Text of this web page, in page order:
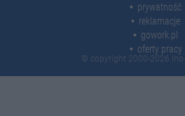
prywatność
reklamacje
gowork.pl
oferty pracy
© copyright 2000-2026